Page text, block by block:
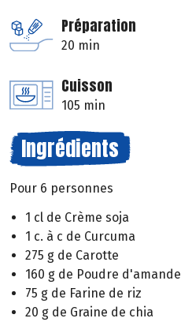
Préparation
20 min
Cuisson
105 min
Ingrédients
Pour 6 personnes
1 cl de Crème soja
1 c. à c de Curcuma
275 g de Carotte
160 g de Poudre d'amande
75 g de Farine de riz
20 g de Graine de chia